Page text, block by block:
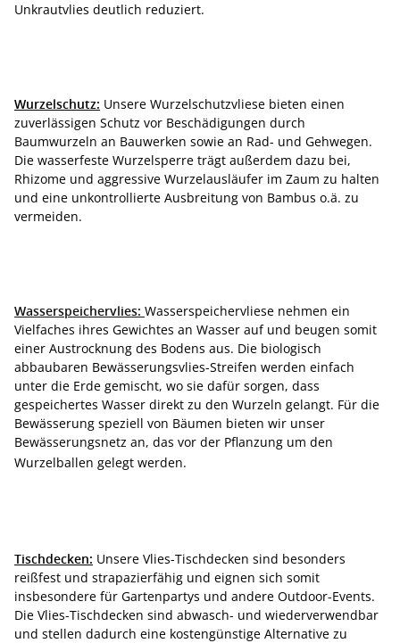
Unkrautvlies deutlich reduziert.
Wurzelschutz: Unsere Wurzelschutzvliese bieten einen
zuverlässigen Schutz vor Beschädigungen durch
Baumwurzeln an Bauwerken sowie an Rad- und Gehwegen.
Die wasserfeste Wurzelsperre trägt außerdem dazu bei,
Rhizome und aggressive Wurzelausläufer im Zaum zu halten
und eine unkontrollierte Ausbreitung von Bambus o.ä. zu
vermeiden.
Wasserspeichervlies: Wasserspeichervliese nehmen ein
Vielfaches ihres Gewichtes an Wasser auf und beugen somit
einer Austrocknung des Bodens aus. Die biologisch
abbaubaren Bewässerungsvlies-Streifen werden einfach
unter die Erde gemischt, wo sie dafür sorgen, dass
gespeichertes Wasser direkt zu den Wurzeln gelangt. Für die
Bewässerung speziell von Bäumen bieten wir unser
Bewässerungsnetz an, das vor der Pflanzung um den
Wurzelballen gelegt werden.
Tischdecken: Unsere Vlies-Tischdecken sind besonders
reißfest und strapazierfähig und eignen sich somit
insbesondere für Gartenpartys und andere Outdoor-Events.
Die Vlies-Tischdecken sind abwasch- und wiederverwendbar
und stellen dadurch eine kostengünstige Alternative zu